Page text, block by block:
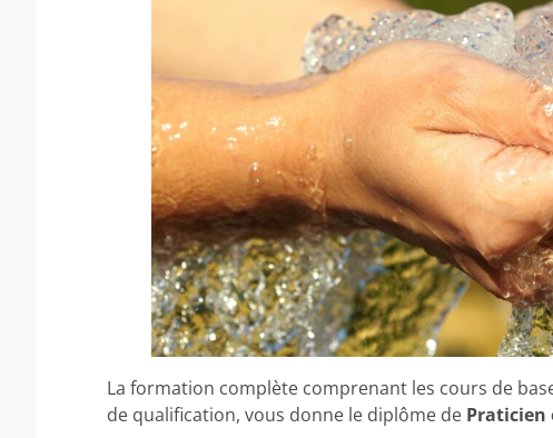
La formation complète comprenant les cours de
de qualification, vous donne le diplôme de Praticien